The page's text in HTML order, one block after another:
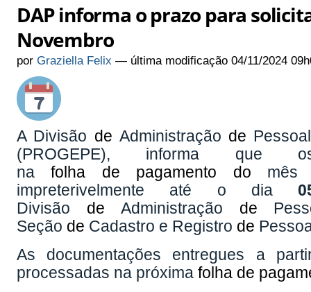
DAP informa o prazo para
Novembro
porGraziella Felix — última modificação 04/11/2024
A Divisão de Administração de
(PROGEPE), informa que
nafolha de pagamento do
impreterivelmente até o dia
Divisão de Administração de
Seção de Cadastro e Registro de
As documentações entregues a
processadas na próximafolha de